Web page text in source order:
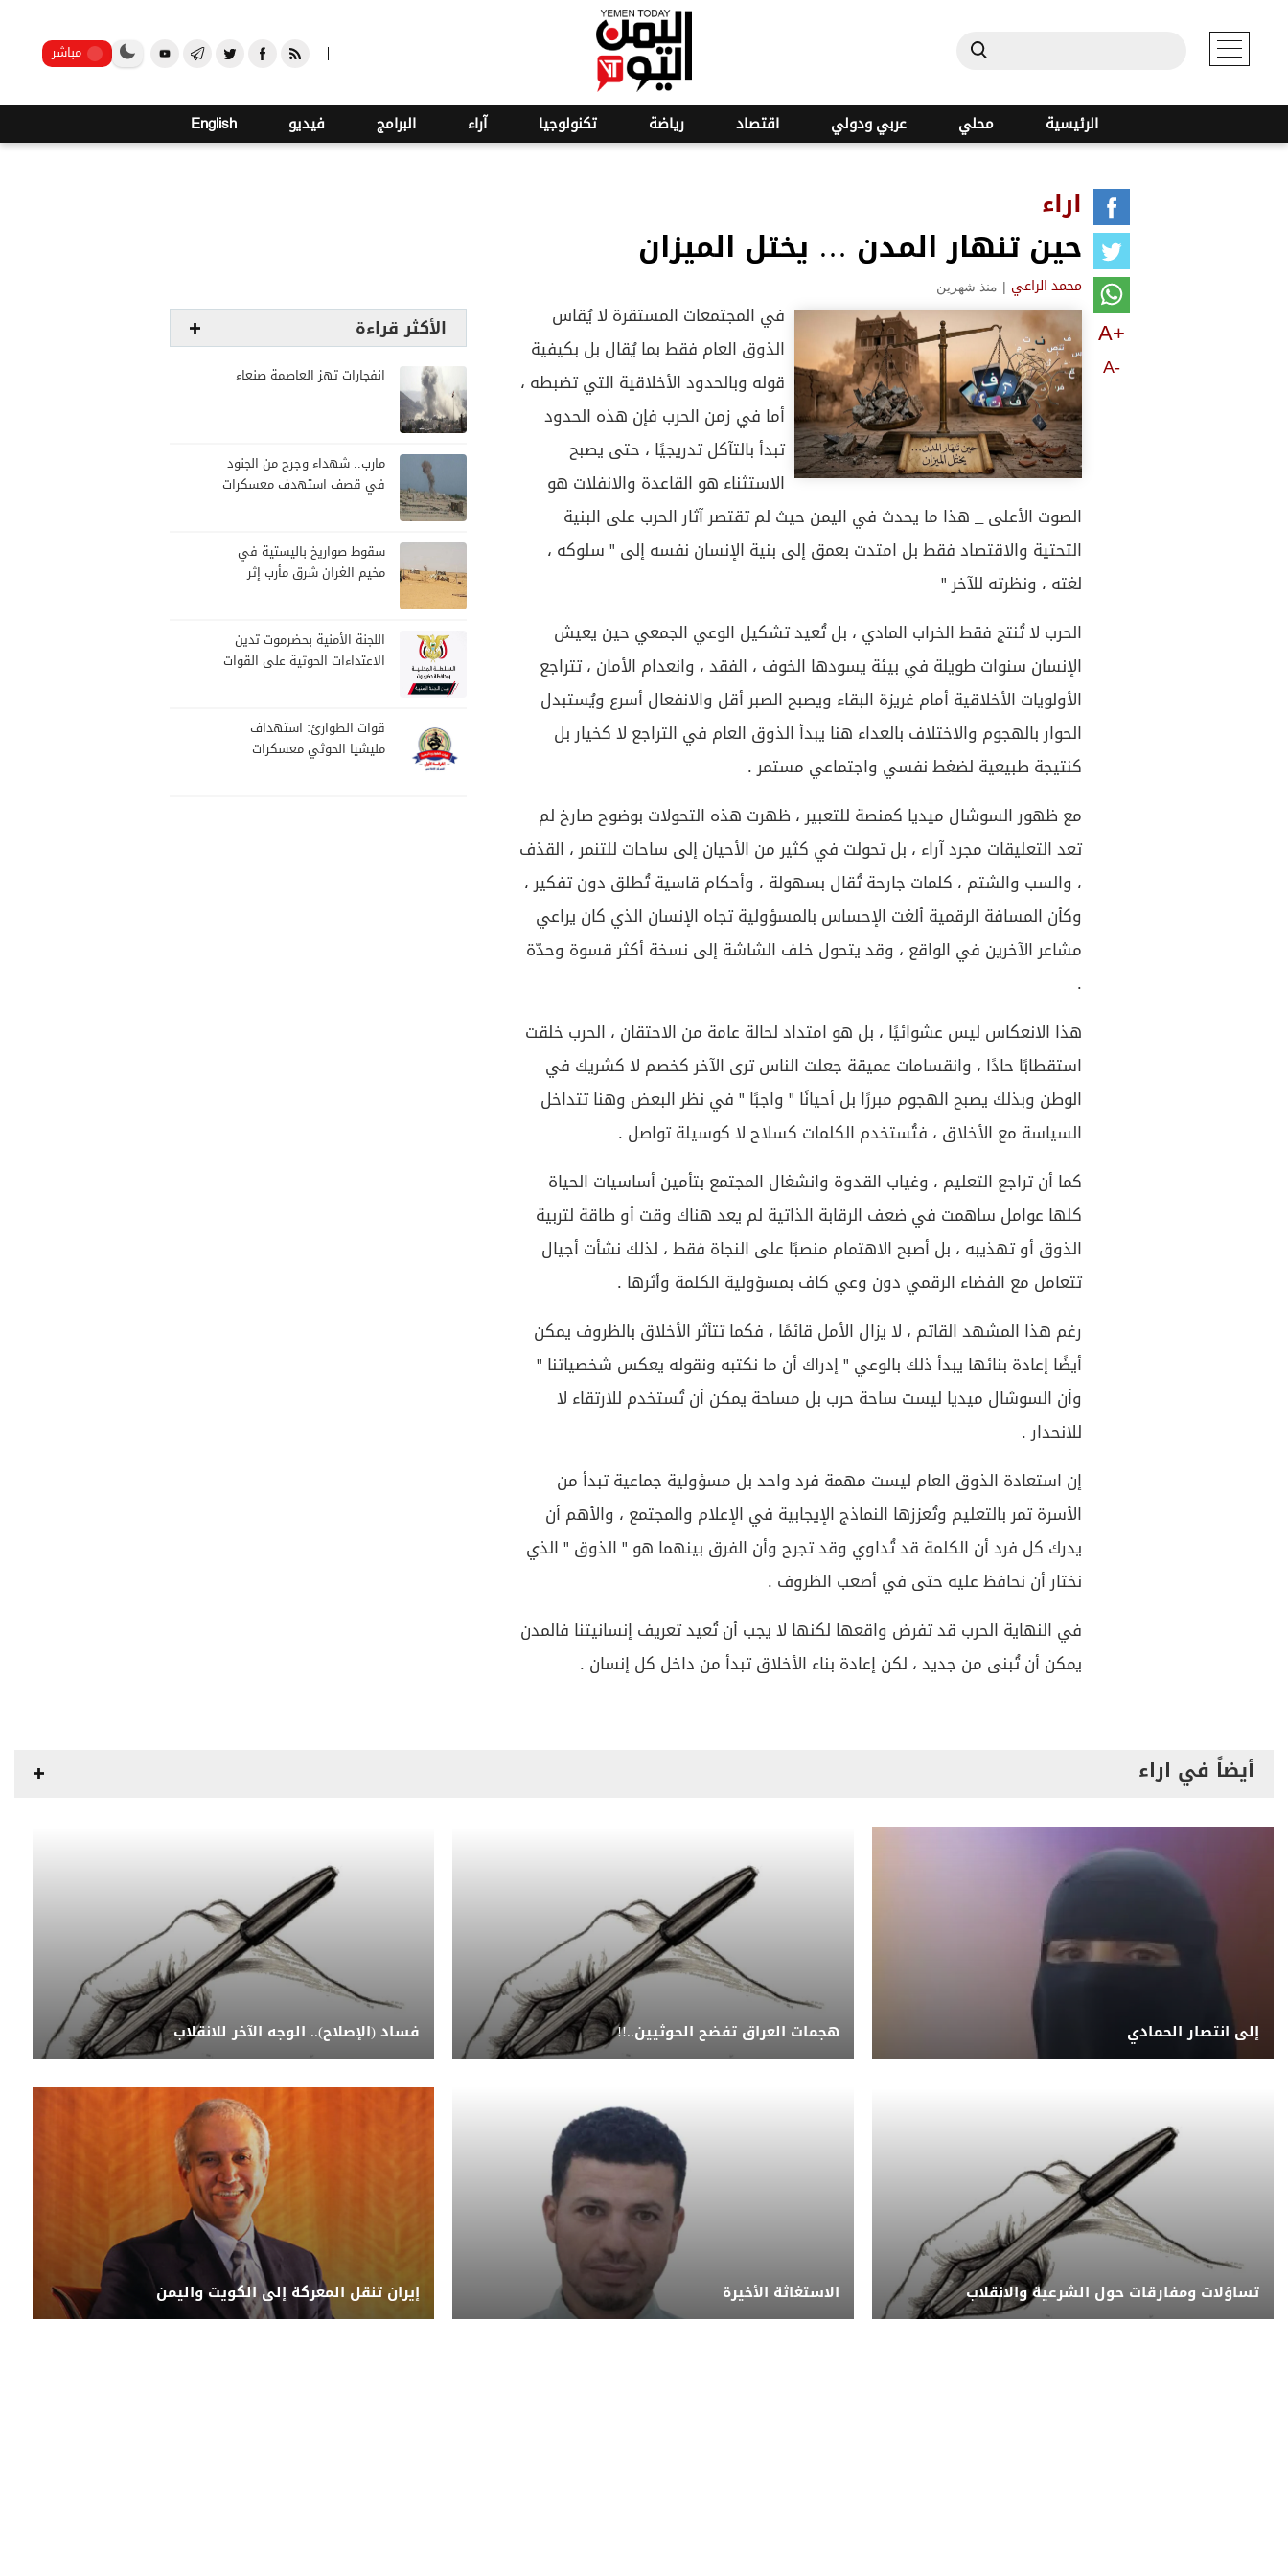
مباشر
الرئيسية محلي عربي ودولي اقتصاد رياضة تكنولوجيا آراء البرامج فيديو English
اراء
حين تنهار المدن … يختل الميزان
محمد الراعي | منذ شهرين
A+
A-
في المجتمعات المستقرة لا يُقاس
الذوق العام فقط بما يُقال بل بكيفية
قوله وبالحدود الأخلاقية التي تضبطه ،
أما في زمن الحرب فإن هذه الحدود
تبدأ بالتآكل تدريجيًا ، حتى يصبح
الاستثناء هو القاعدة والانفلات هو
الصوت الأعلى _ هذا ما يحدث في اليمن حيث لم تقتصر آثار الحرب على البنية
التحتية والاقتصاد فقط بل امتدت بعمق إلى بنية الإنسان نفسه إلى " سلوكه ،
لغته ، ونظرته للآخر "
الحرب لا تُنتج فقط الخراب المادي ، بل تُعيد تشكيل الوعي الجمعي حين يعيش
الإنسان سنوات طويلة في بيئة يسودها الخوف ، الفقد ، وانعدام الأمان ، تتراجع
الأولويات الأخلاقية أمام غريزة البقاء ويصبح الصبر أقل والانفعال أسرع ويُستبدل
الحوار بالهجوم والاختلاف بالعداء هنا يبدأ الذوق العام في التراجع لا كخيار بل
كنتيجة طبيعية لضغط نفسي واجتماعي مستمر .
مع ظهور السوشال ميديا كمنصة للتعبير ، ظهرت هذه التحولات بوضوح صارخ لم
تعد التعليقات مجرد آراء ، بل تحولت في كثير من الأحيان إلى ساحات للتنمر ، القذف
، والسب والشتم ، كلمات جارحة تُقال بسهولة ، وأحكام قاسية تُطلق دون تفكير ،
وكأن المسافة الرقمية ألغت الإحساس بالمسؤولية تجاه الإنسان الذي كان يراعي
مشاعر الآخرين في الواقع ، وقد يتحول خلف الشاشة إلى نسخة أكثر قسوة وحدّة
.
هذا الانعكاس ليس عشوائيًا ، بل هو امتداد لحالة عامة من الاحتقان ، الحرب خلقت
استقطابًا حادًا ، وانقسامات عميقة جعلت الناس ترى الآخر كخصم لا كشريك في
الوطن وبذلك يصبح الهجوم مبررًا بل أحيانًا " واجبًا " في نظر البعض وهنا تتداخل
السياسة مع الأخلاق ، فتُستخدم الكلمات كسلاح لا كوسيلة تواصل .
كما أن تراجع التعليم ، وغياب القدوة وانشغال المجتمع بتأمين أساسيات الحياة
كلها عوامل ساهمت في ضعف الرقابة الذاتية لم يعد هناك وقت أو طاقة لتربية
الذوق أو تهذيبه ، بل أصبح الاهتمام منصبًا على النجاة فقط ، لذلك نشأت أجيال
تتعامل مع الفضاء الرقمي دون وعي كاف بمسؤولية الكلمة وأثرها .
رغم هذا المشهد القاتم ، لا يزال الأمل قائمًا ، فكما تتأثر الأخلاق بالظروف يمكن
أيضًا إعادة بنائها يبدأ ذلك بالوعي " إدراك أن ما نكتبه ونقوله يعكس شخصياتنا "
وأن السوشال ميديا ليست ساحة حرب بل مساحة يمكن أن تُستخدم للارتقاء لا
للانحدار .
إن استعادة الذوق العام ليست مهمة فرد واحد بل مسؤولية جماعية تبدأ من
الأسرة تمر بالتعليم وتُعززها النماذج الإيجابية في الإعلام والمجتمع ، والأهم أن
يدرك كل فرد أن الكلمة قد تُداوي وقد تجرح وأن الفرق بينهما هو " الذوق " الذي
نختار أن نحافظ عليه حتى في أصعب الظروف .
في النهاية الحرب قد تفرض واقعها لكنها لا يجب أن تُعيد تعريف إنسانيتنا فالمدن
يمكن أن تُبنى من جديد ، لكن إعادة بناء الأخلاق تبدأ من داخل كل إنسان .
الأكثر قراءة
انفجارات تهز العاصمة صنعاء
مارب.. شهداء وجرح من الجنود
في قصف استهدف معسكرات
سقوط صواريخ باليستية في
مخيم الغران شرق مأرب إثر
اللجنة الأمنية بحضرموت تدين
الاعتداءات الحوثية على القوات
قوات الطوارئ: استهداف
مليشيا الحوثي معسكرات
أيضاً في اراء
إلى انتصار الحمادي هجمات العراق تفضح الحوثيين..!! فساد (الإصلاح).. الوجه الآخر للانقلاب
تساؤلات ومفارقات حول الشرعية والانقلاب الاستغاثة الأخيرة إيران تنقل المعركة إلى الكويت واليمن